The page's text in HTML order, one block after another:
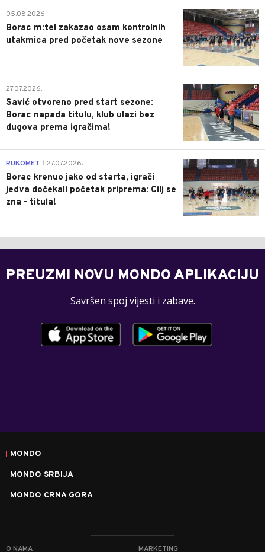
0
05.08.2026.
Borac m:tel zakazao osam kontrolnih
utakmica pred početak nove sezone
0
27.07.2026.
Savić otvoreno pred start sezone:
Borac napada titulu, klub ulazi bez
dugova prema igračima!
0
RUKOMET 27.07.2026.
Borac krenuo jako od starta, igrači
jedva dočekali početak priprema: Cilj se
zna - titula!
PREUZMI NOVU MONDO APLIKACIJU
Savršen spoj vijesti i zabave.
MONDO
MONDO SRBIJA
MONDO CRNA GORA
O NAMA MARKETING